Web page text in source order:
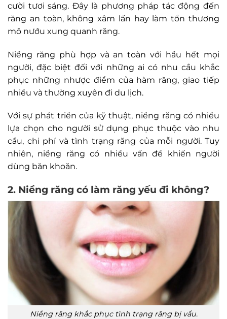
cười tươi sáng. Đây là phương pháp tác động đến
răng an toàn, không xâm lấn hay làm tổn thương
mô nướu xung quanh răng.
Niềng răng phù hợp và an toàn với hầu hết mọi
người, đặc biệt đối với những ai có nhu cầu khắc
phục những nhược điểm của hàm răng, giao tiếp
nhiều và thường xuyên đi du lịch.
Với sự phát triển của kỹ thuật, niềng răng có nhiều
lựa chọn cho người sử dụng phục thuộc vào nhu
cầu, chi phí và tình trạng răng của mỗi người. Tuy
nhiên, niềng răng có nhiều vấn đề khiến người
dùng băn khoăn.
2. Niềng răng có làm răng yếu đi không?
Niềng răng khắc phục tình trạng răng bị vẩu.